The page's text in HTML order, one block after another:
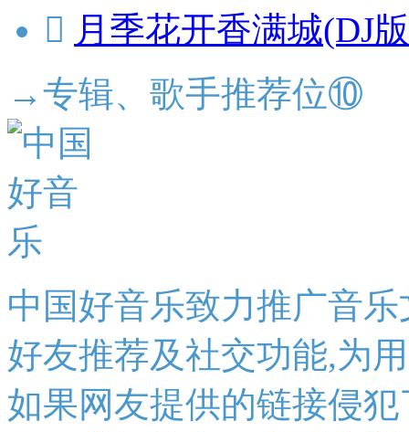
 月季花开香满城(DJ
→专辑、歌手推荐位⑩
中国好音乐致力推广音
好友推荐及社交功能,为
如果网友提供的链接侵